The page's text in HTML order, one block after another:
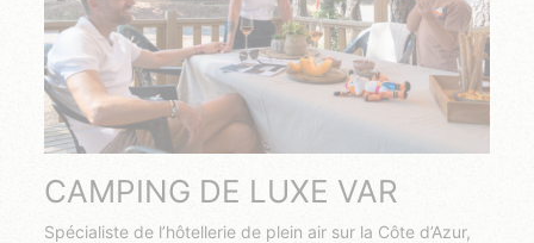
CAMPING DE LUXE VAR
Spécialiste de l’hôtellerie de plein air sur la Côte d’Azur,